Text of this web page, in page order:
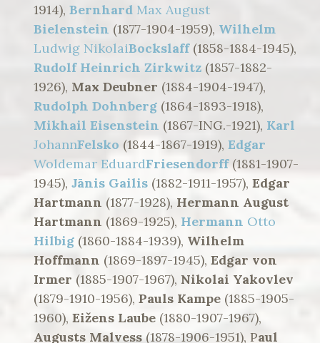
1914), Bernhard Max August
Bielenstein (1877-1904-1959), Wilhelm
Ludwig NikolaiBockslaff (1858-1884-1945),
Rudolf Heinrich Zirkwitz (1857-1882-
1926), Max Deubner (1884-1904-1947),
Rudolph Dohnberg (1864-1893-1918),
Mikhail Eisenstein (1867-ING.-1921), Karl
JohannFelsko (1844-1867-1919), Edgar
Woldemar EduardFriesendorff(1881-1907-
1945), Jānis Gailis (1882-1911-1957), Edgar
Hartmann (1877-1928), Hermann August
Hartmann (1869-1925), Hermann Otto
Hilbig (1860-1884-1939), Wilhelm
Hoffmann (1869-1897-1945), Edgar von
Irmer (1885-1907-1967), Nikolai Yakovlev
(1879-1910-1956), Pauls Kampe (1885-1905-
1960), Eižens Laube (1880-1907-1967),
Augusts Malvess (1878-1906-1951), Paul